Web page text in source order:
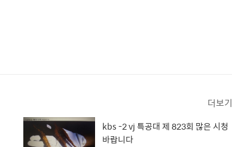
더보기
kbs -2 vj 특공대 제 823회 많은 시청
바랍니다